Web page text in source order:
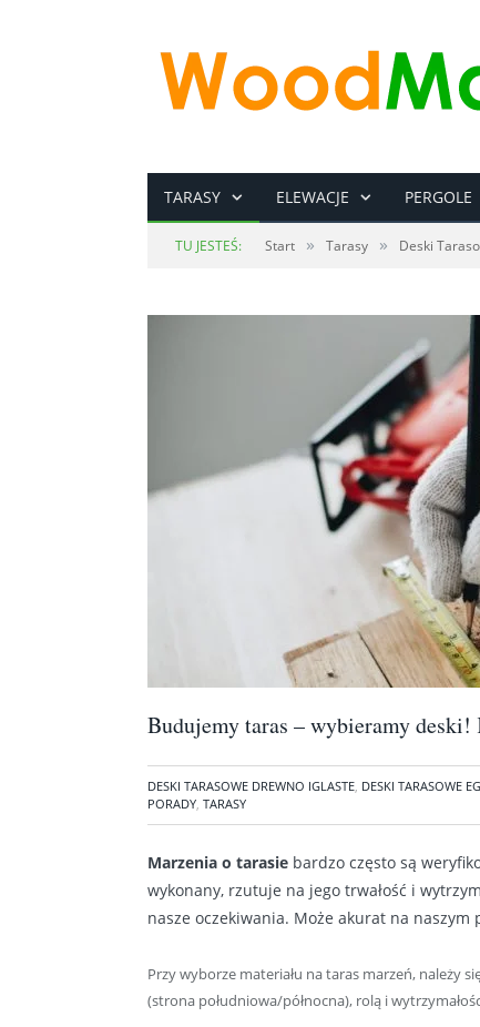
TARASY ELEWACJE PERGOLE
TU JESTEŚ: Start » Tarasy » Deski
Budujemy taras – wybieramy
DESKI TARASOWE DREWNO IGLASTE, DESKI TARASOWE
PORADY, TARASY
Marzenia o tarasie bardzo często są
wykonany, rzutuje na jego trwałość i
nasze oczekiwania. Może akurat na
Przy wyborze materiału na taras marzeń, należy
(strona południowa/północna), rolą i